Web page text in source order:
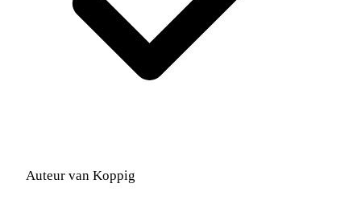
Auteur van Koppig